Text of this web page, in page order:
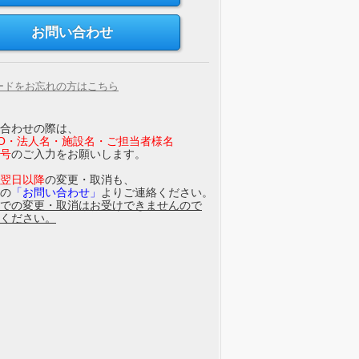
ドをお忘れの方はこちら